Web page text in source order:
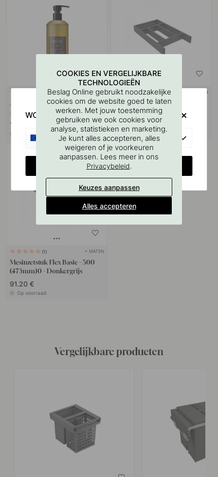
PAST BIJ BASE
Afwasmiddel Five Oceans -
Amber & Wildflower 500ml
16.40 €
Op voorraad
3 + MATEN
Besteklade Flex Basic - 500
(473mm) - Donkergrijs
72.20 €
Op voorraad
1 + MATEN
Mesinzetstuk Flex Basic - 500
(473mm)0 - Donkergrijs
91.20 €
Op voorraad
Vergelijkbare producten
COOKIES EN VERGELIJKBARE
TECHNOLOGIEËN
Beslag Online gebruikt noodzakelijke
cookies om de website goed te laten
werken. Met jouw toestemming
gebruiken we ook cookies voor
analyse, statistieken en marketing.
Je kunt alles accepteren, alles
weigeren of je voorkeuren
aanpassen. Lees meer in ons
Privacybeleid.
Keuzes aanpassen
Alles accepteren
WOULD YOU RATHER VISIT?
CHANGE COUNTRY